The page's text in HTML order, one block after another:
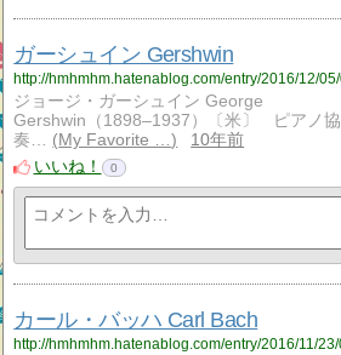
ガーシュイン Gershwin
ジョージ・ガーシュイン George
Gershwin（1898–1937）〔米〕 ピアノ協
奏…
My Favorite …
10年前
いいね！
0
カール・バッハ Carl Bach